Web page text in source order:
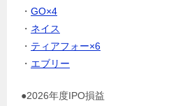
・ GO×4
・ ネイス
・ ティアフォー×6
・ エブリー
●2026年度IPO損益